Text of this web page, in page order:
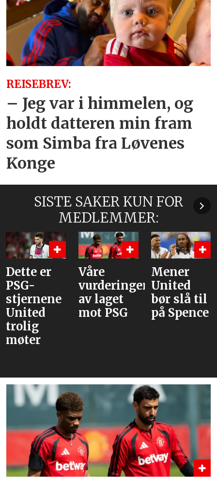
REISEBREV:
– Jeg var i himmelen, og
holdt datteren min fram
som Simba fra Løvenes
Konge
SISTE SAKER KUN FOR
MEDLEMMER:
Dette er
PSG-
stjernene
United
trolig
møter
Våre
vurderinger
av laget
mot PSG
Mener
United
bør slå til
på Spence